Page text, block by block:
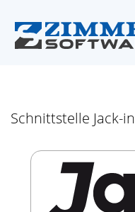
Schnittstelle Jack-in